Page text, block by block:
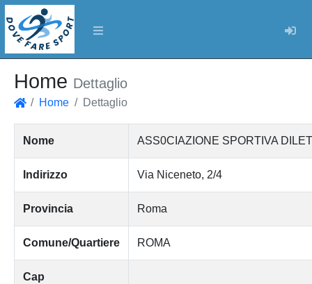
Home Dettaglio
Home Dettaglio
Nome ASS0CIAZIONE SPORTIVA
Indirizzo Via Niceneto, 2/4
Provincia Roma
Comune/Quartiere ROMA
Cap